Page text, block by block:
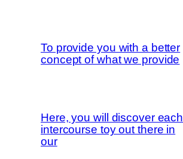
To provide you with a better
concept of what we provide
Here, you will discover each
intercourse toy out there in
our